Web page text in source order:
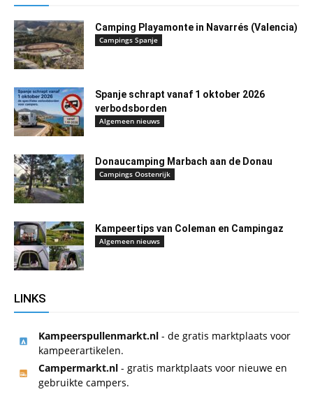
Camping Playamonte in Navarrés (Valencia)
Campings Spanje
Spanje schrapt vanaf 1 oktober 2026
verbodsborden
Algemeen nieuws
Donaucamping Marbach aan de Donau
Campings Oostenrijk
Kampeertips van Coleman en Campingaz
Algemeen nieuws
LINKS
Kampeerspullenmarkt.nl - de gratis marktplaats voor
kampeerartikelen.
Campermarkt.nl - gratis marktplaats voor nieuwe en
gebruikte campers.